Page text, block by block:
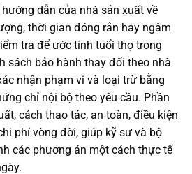
dẫn của nhà sản xuất về
thời gian đóng rắn hay ngâm
tra để ước tính tuổi thọ trong
sách bảo hành thay đổi theo nhà
nhận phạm vi và loại trừ bằng
chỉ nội bộ theo yêu cầu. Phần
cách thao tác, an toàn, điều kiện
phí vòng đời, giúp kỹ sư và bộ
các phương án một cách thực tế